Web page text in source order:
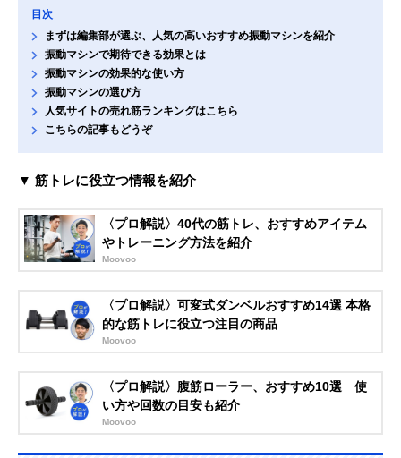
目次
まずは編集部が選ぶ、人気の高いおすすめ振動マシンを紹介
振動マシンで期待できる効果とは
振動マシンの効果的な使い方
振動マシンの選び方
人気サイトの売れ筋ランキングはこちら
こちらの記事もどうぞ
▼ 筋トレに役立つ情報を紹介
〈プロ解説〉40代の筋トレ、おすすめアイテム
やトレーニング方法を紹介
Moovoo
〈プロ解説〉可変式ダンベルおすすめ14選 本格
的な筋トレに役立つ注目の商品
Moovoo
〈プロ解説〉腹筋ローラー、おすすめ10選 使
い方や回数の目安も紹介
Moovoo